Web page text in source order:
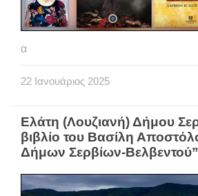
α
22 Ιανουάριος 2025
Ελάτη (Λουζιανή) Δήμου
βιβλίο του Βασίλη
Δήμων Σερβίων-